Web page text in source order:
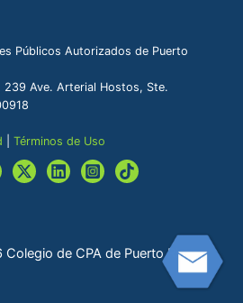
Públicos Autorizados de Puerto
239 Ave. Arterial Hostos, Ste.
|Términos de Uso
de CPA de Puerto Rico